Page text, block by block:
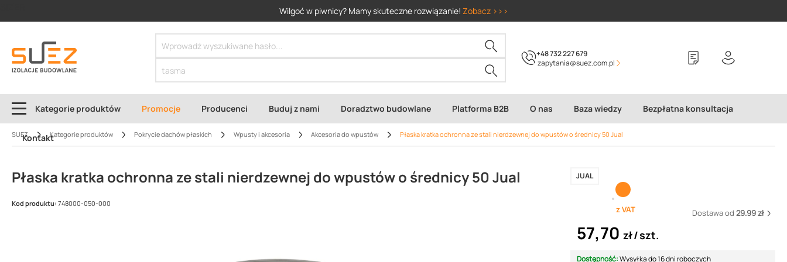
Wilgoć w piwnicy? Mamy skuteczne rozwiązanie! Zobacz >>>
+48 732 227 679
zapytania@suez.com.pl
Kategorie produktów Promocje Producenci Buduj z nami Doradztwo budowlane Platforma B2B O nas Baza wiedzy Bezpłatna konsultacja
Kontakt
SUEZ Kategorie produktów Pokrycie dachów płaskich Wpusty i akcesoria Akcesoria do wpustów Płaska kratka ochronna ze stali nierdzewnej do wpustów o średnicy 50 Jual
Płaska kratka ochronna ze stali nierdzewnej do wpustów o średnicy 50 Jual JUAL
Kod produktu: 748000-050-000
z VAT Dostawa od 29.99 zł
57,70 zł szt.
Dostępność:Wysyłka do 16 dni roboczych